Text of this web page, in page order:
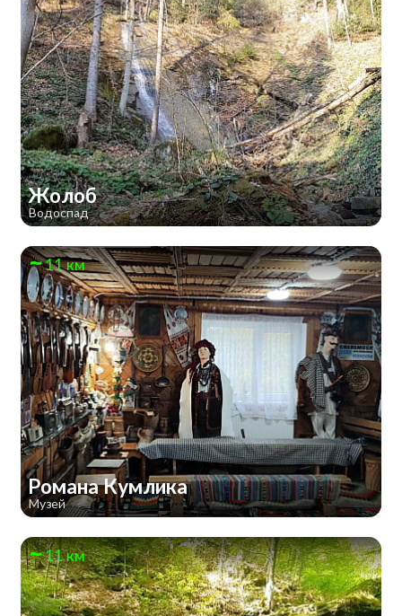
Жолоб
Водоспад
11 км
Романа Кумлика
Музей
11 км